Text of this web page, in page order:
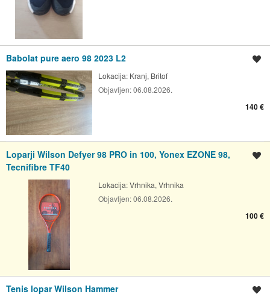
Babolat pure aero 98 2023 L2
Lokacija: Kranj, Britof
Objavljen:06.08.2026.
140 €
Loparji Wilson Defyer 98 PRO in 100, Yonex EZONE 98,
Tecnifibre TF40
Lokacija:Vrhnika, Vrhnika
Objavljen:06.08.2026.
100 €
Tenis lopar Wilson Hammer